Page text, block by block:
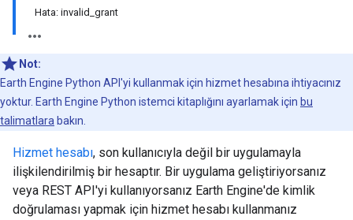
Hata: invalid_grant
Not:
Earth Engine Python API'yi kullanmak için hizmet hesabına ihtiyacınız
yoktur. Earth Engine Python istemci kitaplığını ayarlamak için bu
talimatlara bakın.
Hizmet hesabı, son kullanıcıyla değil bir uygulamayla
ilişkilendirilmiş bir hesaptır. Bir uygulama geliştiriyorsanız
veya REST API'yi kullanıyorsanız Earth Engine'de kimlik
doğrulaması yapmak için hizmet hesabı kullanmanız